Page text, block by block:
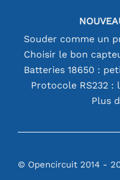
Protocole RS232 :
Plus
© Opencircuit 2014 -